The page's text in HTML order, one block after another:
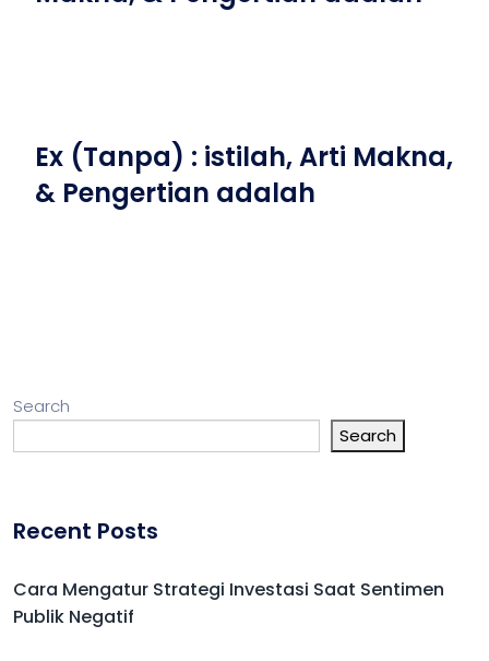
Ex (Tanpa) : istilah, Arti Makna,
& Pengertian adalah
Search
Search
Recent Posts
Cara Mengatur Strategi Investasi Saat Sentimen
Publik Negatif